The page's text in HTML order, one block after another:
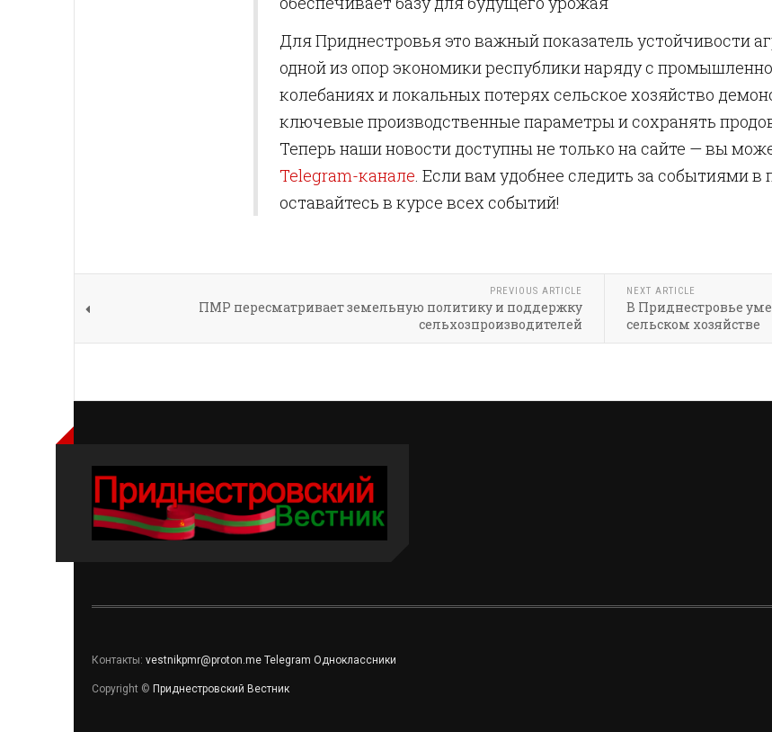
Для Приднестровья это важный показатель устойчивости
одной из опор экономики республики наряду с
колебаниях и локальных потерях сельское хозяйство
ключевые производственные параметры и сохранять
Теперь наши новости доступны не только на сайте — вы
Telegram-канале. Если вам удобнее следить за событиями
оставайтесь в курсе всех событий!
PREVIOUS ARTICLE
ПМР пересматривает земельную политику и поддержку
сельхозпроизводителей
NEXT ARTICLE
В Приднестровье
сельском хозяйстве
Контакты: vestnikpmr@proton.me Telegram Одноклассники
Copyright © Приднестровский Вестник